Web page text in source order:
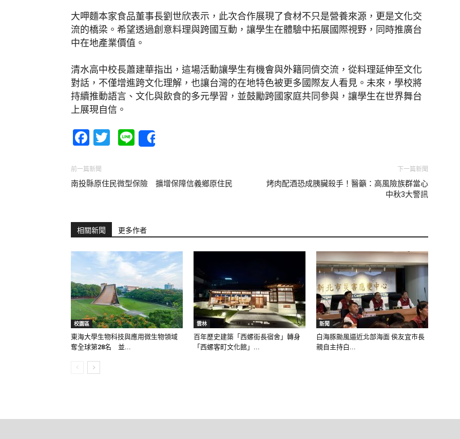
大呷麵本家食品董事長劉世欣表示，此次合作展現了食材不只是營養來源，更是文化交
流的橋梁。希望透過創意料理與跨國互動，讓學生在體驗中拓展國際視野，同時推廣台
中在地產業價值。
清水高中校長蕭建華指出，這場活動讓學生有機會與外籍同儕交流，從料理延伸至文化
對話，不僅增進跨文化理解，也讓台灣的在地特色被更多國際友人看見。未來，學校將
持續推動語言、文化與飲食的多元學習，並鼓勵跨國家庭共同參與，讓學生在世界舞台
上展現自信。
Facebook
Twitter
Line
前一篇新聞
南投縣原住民微型保險 擴增保障信義鄉原住民
下一篇新聞
烤肉配酒恐成胰臟殺手！醫籲：高風險族群當心
中秋3大警訊
相關新聞 更多作者
校園區
東海大學生物科技與應用微生物領域
奪全球第28名 並...
雲林
百年歷史建築「西螺街長宿舍」轉身
「西螺客町文化館」...
新聞
白海豚颱風逼近北部海面 侯友宜市長
親自主持白...